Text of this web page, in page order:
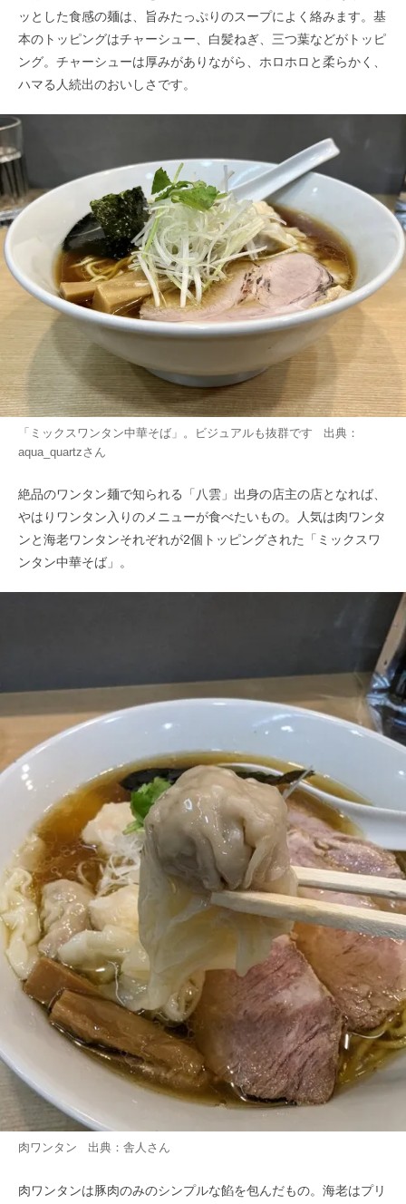
ッとした食感の麺は、旨みたっぷりのスープによく絡みます。基
本のトッピングはチャーシュー、白髪ねぎ、三つ葉などがトッピ
ング。チャーシューは厚みがありながら、ホロホロと柔らかく、
ハマる人続出のおいしさです。
「ミックスワンタン中華そば」。ビジュアルも抜群です 出典：
aqua_quartzさん
絶品のワンタン麺で知られる「八雲」出身の店主の店となれば、
やはりワンタン入りのメニューが食べたいもの。人気は肉ワンタ
ンと海老ワンタンそれぞれが2個トッピングされた「ミックスワ
ンタン中華そば」。
肉ワンタン 出典： 舎人 さん
肉ワンタンは豚肉のみのシンプルな餡を包んだもの。海老はプリ